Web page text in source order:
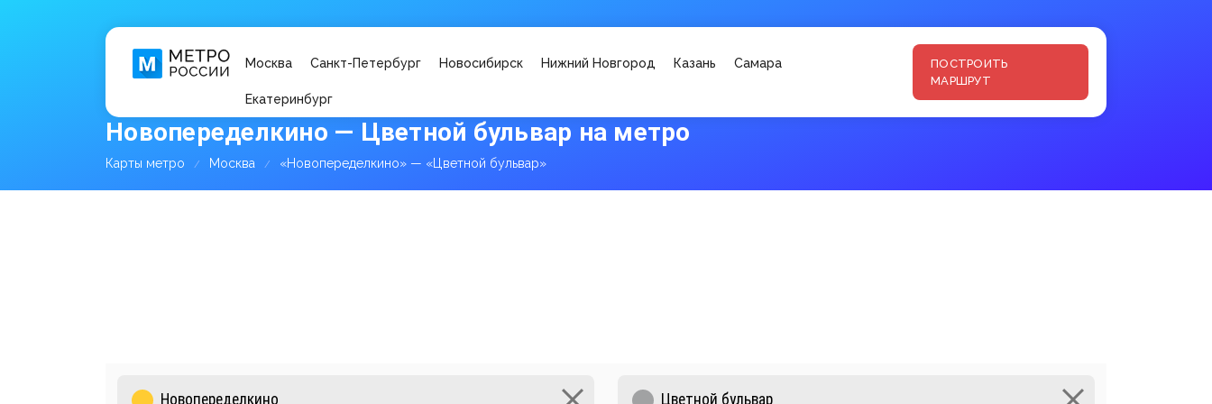
Москва Санкт-Петербург Новосибирск Нижний Новгород Казань Самара
Екатеринбург
ПОСТРОИТЬ
МАРШРУТ
Новопеределкино — Цветной бульвар на метро
Карты метро Москва «Новопеределкино» — «Цветной бульвар»